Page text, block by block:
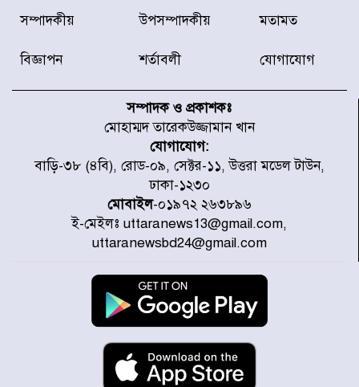
বিদ্যুৎ-জ্বালানি খাতে অস্থিরতা তৈরির
চেষ্টা করছে একটি চক্র : প্রধানমন্ত্রী
৫ আহত, চীনে বন্দর বন্ধ
চিকিৎসা খাতে জিডিপির ৫ শতাংশ
বরাদ্দের ঘোষণা স্থানীয় সরকার মন্ত্রীর
জুলাই জাদুঘর ঘুরে দেখলেন এনসিপি
নেতারা
যুক্তরাষ্ট্রে দাবানল নেভাতে গিয়ে
হেলিকপ্টার বিধ্বস্ত, নিহত ১
মজুদদারের সর্বোচ্চ শাস্তি মৃত্যুদণ্ড, তাই
সম্পাদকীয় উপসম্পাদকীয় মতামত
বিজ্ঞাপন শর্তাবলী যোগাযোগ
সম্পাদক ও প্রকাশকঃ
মোহাম্মদ তারেকউজ্জামান খান
যোগাযোগ:
বাড়ি-৩৮ (৪বি), রোড-০৯, সেক্টর-১১, উত্তরা মডেল টাউন,
ঢাকা-১২৩০
মোবাইল-০১৯৭২ ২৬৩৮৯৬
ই-মেইলঃ uttaranews13@gmail.com,
uttaranewsbd24@gmail.com